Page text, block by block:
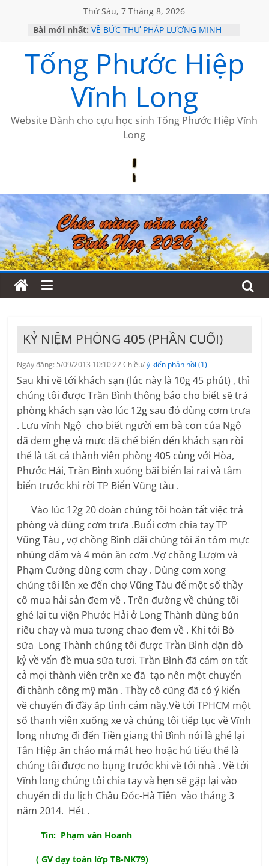
Thứ Sáu, 7 Tháng 8, 2026
Bài mới nhất: VỀ BỨC THƯ PHÁP LƯƠNG MINH
HỌC SỬ HỒI XƯA
MỘT ĐỜI ĐI QUA NHỮNG TRANG
SÁCH
BẤT CHỢT CỦA CHÂU LỆ DUNG
CÀ PHÊ NGẮM NÚI
Tống Phước Hiệp
Vĩnh Long
Website Dành cho cựu học sinh Tống Phước Hiệp Vĩnh
Long
KỶ NIỆM PHÒNG 405 (PHẦN CUỐI)
Ngày đăng: 5/09/2013 10:10:22 Chiều/ý kiến phản hồi (1)
Sau khi về tới khách sạn (lúc này là 10g 45 phút) , thì
chúng tôi được Trần Bình thông báo cho biết sẽ trả
phòng khách sạn vào lúc 12g sau đó dùng cơm trưa
. Lưu vĩnh Ngộ cho biết người em bà con của Ngộ
đã đem ghẹ và mực đã chế biến đến khách sạn rồi
thế là tất cả thành viên phòng 405 cùng với Hòa,
Phước Hải, Trần Bình xuống bãi biển lai rai và tắm
biển trước khi rời TP Biển Vũng tàu .
Vào lúc 12g 20 đoàn chúng tôi hoàn tất việc trả
phòng và dùng cơm trưa .Buổi cơm chia tay TP
Vũng Tàu , vợ chồng Bình đãi chúng tôi ăn tôm mực
nhúng dấm và 4 món ăn cơm .Vợ chồng Lượm và
Phạm Cường dùng cơm chay . Dùng cơm xong
chúng tôi lên xe đến chợ Vũng Tàu để một số thầy
cô mua hải sản đem về . Trên đường về chúng tôi
ghé lại tu viện Phước Hải ở Long Thành dùng bún
riêu chay và mua tương chao đem về . Khi tới Bò
sữa Long Thành chúng tôi được Trần Bình dặn dò
kỷ về vấn đề mua sữa tươi. Trần Bình đã cám ơn tất
cả mọi thành viên trên xe đã tạo nên một chuyến
đi thành công mỹ mãn . Thầy cô cũng đã có ý kiến
về chuyến đi đầy ắp tình cảm nầy.Về tới TPHCM một
số thanh viên xuống xe và chúng tôi tiếp tục về Vĩnh
long nhưng đi đến Tiền giang thì Bình nói là ghé lại
Tân Hiệp ăn cháo má mắt heo hoặc hủ tiếu thế là
chúng tôi được no bụng trước khi về tới nhà . Về tới
Vĩnh long chúng tôi chia tay và hẹn sẽ gặp lại vào
chuyến đi du lịch Châu Đốc-Hà Tiên vào tháng 3
năm 2014. Hết .
Tin: Phạm văn Hoanh
( GV dạy toán lớp TB-NK79)